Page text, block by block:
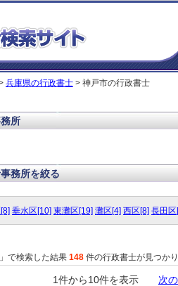
兵庫県の行政書士 > 神戸市の行政書士
所
務所を絞る
垂水区[10] 東灘区[19] 灘区[4] 西区[8] 長田区
で検索した結果 148 件の行政書士が見つか
1件から10件を表示 次